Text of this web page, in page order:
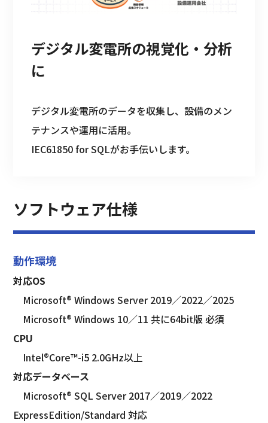
デジタル変電所の視覚化・分析
に
デジタル変電所のデータを収集し、設備のメン
テナンスや運用に活用。
IEC61850 for SQLがお手伝いします。
ソフトウェア仕様
動作環境
対応OS
Microsoft® Windows Server 2019／2022／2025
Microsoft® Windows 10／11 共に64bit版 必須
CPU
Intel®Core™-i5 2.0GHz以上
対応データベース
Microsoft® SQL Server 2017／2019／2022
ExpressEdition/Standard 対応